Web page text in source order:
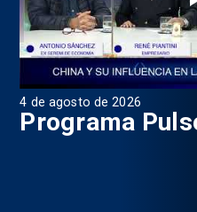
4 de agosto de 2026
Programa